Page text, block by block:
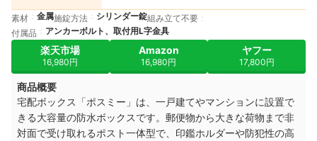
素材 金属施錠方法 シリンダー錠組み立て不要
付属品
アンカーボルト、取付用L字金具
楽天市場
16,980円
Amazon
16,980円
ヤフー
17,800円
商品概要
宅配ボックス「ポスミー」は、一戸建てやマンションに設置で
きる大容量の防水ボックスです。郵便物から大きな荷物まで非
対面で受け取れるポスト一体型で、印鑑ホルダーや防犯性の高